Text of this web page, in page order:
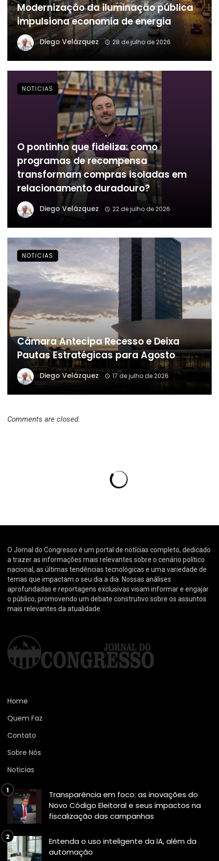
Modernização da iluminação pública
impulsiona economia de energia
Diego Velázquez 28 de julho de 2026
O pontinho que fideliza: como
programas de recompensa
transformam compras isoladas em
relacionamento duradouro?
Diego Velázquez 22 de julho de 2026
NOTICIAS
Câmara Antecipa Recesso e Deixa
Pautas Estratégicas para Agosto
Diego Velázquez 17 de julho de 2026
NOTICIAS
Comments are closed.
O Jornal do Congresso é um portal de notícias completo, dedicado
a trazer as informações mais relevantes sobre o cenário político
nacional, as últimas tendências tecnológicas e uma variedade de
temas que impactam o seu dia a dia. Nossas análises
aprofundadas e reportagens exclusivas visam informar e engajar
o público, promovendo um debate construtivo sobre os assuntos
mais relevantes da atualidade.
Home
Quem Faz
Contato
Sobre Nós
Noticias
Transparência em foco: as inovações do
Novo Código Eleitoral e seus impactos na
fiscalização das campanhas
Entenda o uso inteligente da IA, além da
automação